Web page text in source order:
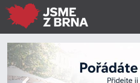
Předchozí